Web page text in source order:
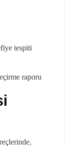
tespiti
raporu